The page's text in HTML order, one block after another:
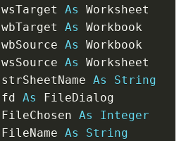
wsTarget As Worksheet
wbTarget As Workbook
wbSource As Workbook
wsSource As Worksheet
strSheetName As
String
fd As FileDialog
FileChosen As
Integer
FileName As
String